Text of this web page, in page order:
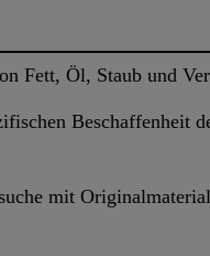
Fett, Öl, Staub und
Beschaffenheit
mit